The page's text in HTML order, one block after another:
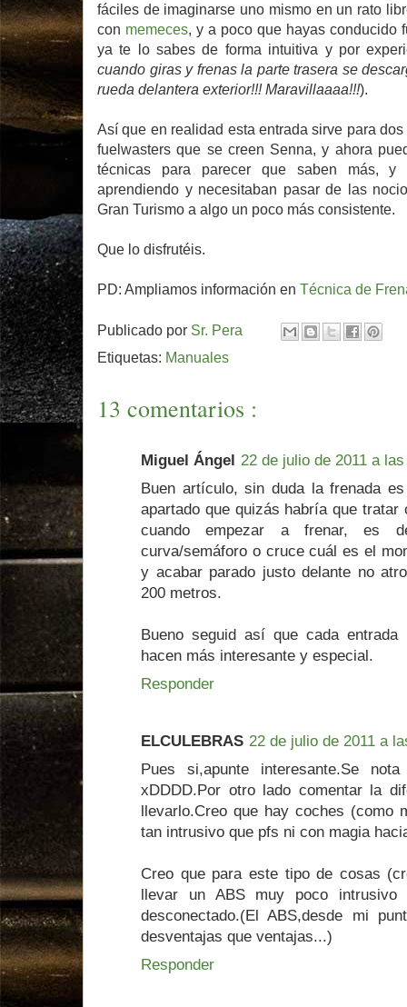
fáciles de imaginarse uno mismo en un rato
con memeces, y a poco que hayas conducido
ya te lo sabes de forma intuitiva y por
cuando giras y frenas la parte trasera se
rueda delantera exterior!!! Maravillaaaa!!!).
Así que en realidad esta entrada sirve para
fuelwasters que se creen Senna, y ahora
técnicas para parecer que saben más,
aprendiendo y necesitaban pasar de las
Gran Turismo a algo un poco más consistente.
Que lo disfrutéis.
PD: Ampliamos información en Técnica de
Publicado por Sr. Pera
Etiquetas: Manuales
13 comentarios :
Miguel Ángel 22 de julio de 2011 a
Buen artículo, sin duda la frenada
apartado que quizás habría que
cuando empezar a frenar, es
curva/semáforo o cruce cuál es el
y acabar parado justo delante no
200 metros.
Bueno seguid así que cada
hacen más interesante y especial.
Responder
ELCULEBRAS 22 de julio de 2011 a
Pues si,apunte interesante.Se
xDDDD.Por otro lado comentar la
llevarlo.Creo que hay coches (como
tan intrusivo que pfs ni con magia
Creo que para este tipo de cosas
llevar un ABS muy poco
desconectado.(El ABS,desde mi
desventajas que ventajas...)
Responder